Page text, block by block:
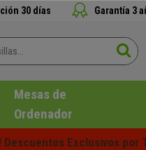
30 días Garantía 3
Mesas de
Ordenador
Descuentos Exclusivos por